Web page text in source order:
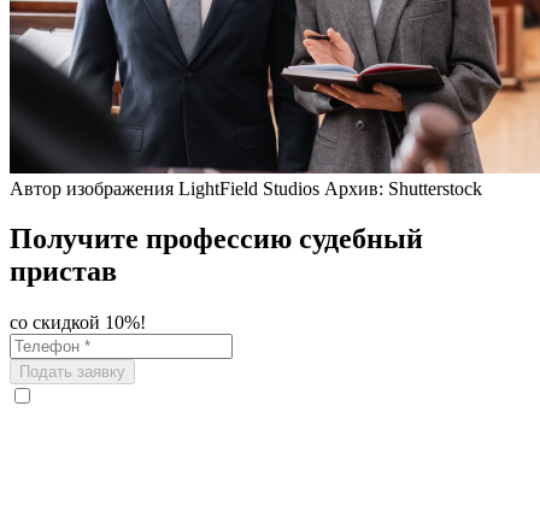
Автор изображения LightField Studios Архив: Shutterstock
Получите профессию судебный
пристав
со скидкой 10%!
Подать заявку